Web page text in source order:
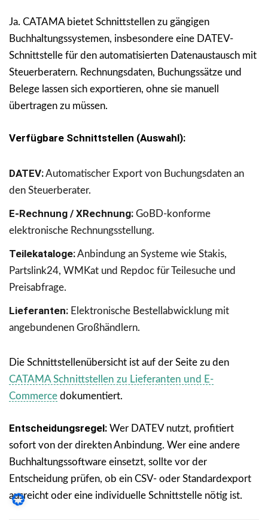
Ja. CATAMA bietet Schnittstellen zu gängigen
Buchhaltungssystemen, insbesondere eine DATEV-
Schnittstelle für den automatisierten Datenaustausch mit
Steuerberatern. Rechnungsdaten, Buchungssätze und
Belege lassen sich exportieren, ohne sie manuell
übertragen zu müssen.
Verfügbare Schnittstellen (Auswahl):
DATEV:Automatischer Export von Buchungsdaten an
den Steuerberater.
E-Rechnung / XRechnung: GoBD-konforme
elektronische Rechnungsstellung.
Teilekataloge:Anbindung an Systeme wie Stakis,
Partslink24, WMKat und Repdoc für Teilesuche und
Preisabfrage.
Lieferanten: Elektronische Bestellabwicklung mit
angebundenen Großhändlern.
Die Schnittstellenübersicht ist auf der Seite zu den
CATAMA Schnittstellen zu Lieferanten und E-
Commerce dokumentiert.
Entscheidungsregel: Wer DATEV nutzt, profitiert
sofort von der direkten Anbindung. Wer eine andere
Buchhaltungssoftware einsetzt, sollte vor der
Entscheidung prüfen, ob ein CSV- oder Standardexport
ausreicht oder eine individuelle Schnittstelle nötig ist.